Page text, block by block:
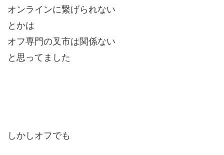
オンラインに繋げられない
とかは
オフ専門の叉市は関係ない
と思ってました
しかしオフでも